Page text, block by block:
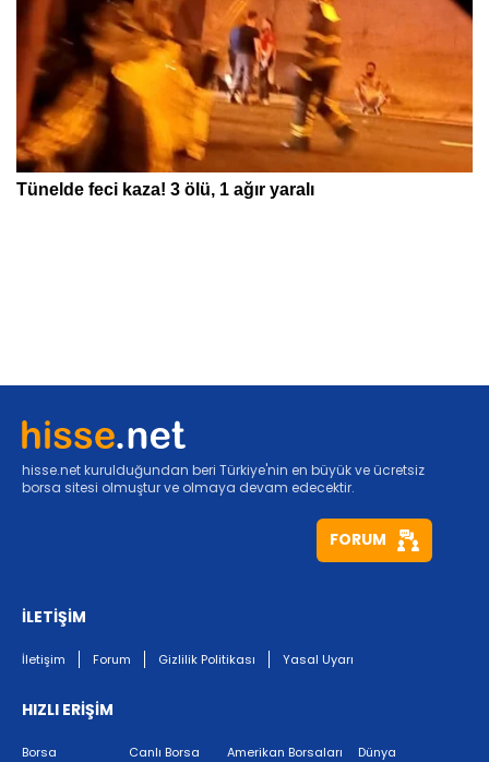
hisse.net kurulduğundan beri Türkiye'nin en büyük ve ücretsiz
borsa sitesi olmuştur ve olmaya devam edecektir.
FORUM
İLETİŞİM
İletişim Forum Gizlilik Politikası Yasal Uyarı
HIZLI ERİŞİM
Borsa
Canlı Borsa
Amerikan Borsaları
Dünya